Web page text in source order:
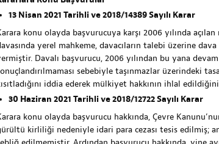
13 Nisan 2021 Tarihli ve 2018/14389 Sayılı Karar
konu olayda başvurucuya karşı 2006 yılında
yerel mahkeme, davacıların talebi üzerine
Davalı başvurucu, 2006 yılından bu yana
sebebiyle taşınmazlar üzerindeki
iddia ederek mülkiyet hakkının ihlal
30 Haziran 2021 Tarihli ve 2018/12722 Sayılı Karar
konu olayda başvurucu hakkında, Çevre
kirliliği nedeniyle idari para cezası tesis edilmiş;